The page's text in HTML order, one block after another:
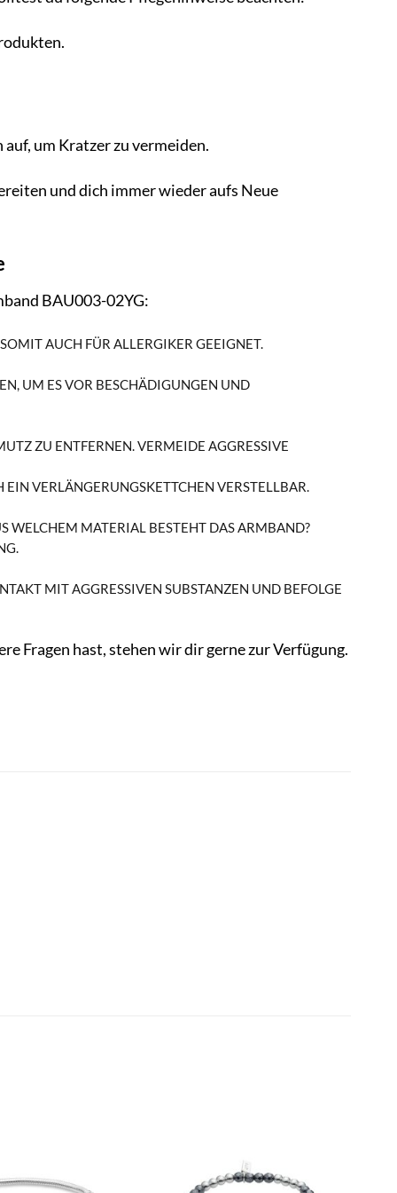
um Kratzer zu vermeiden.
und dich immer wieder aufs Neue
BAU003-02YG:
AUCH FÜR ALLERGIKER GEEIGNET.
UM ES VOR BESCHÄDIGUNGEN UND
ZU ENTFERNEN. VERMEIDE AGGRESSIVE R
VERLÄNGERUNGSKETTCHEN VERSTELLBAR.
WELCHEM MATERIAL BESTEHT DAS ARMBAND?
MIT AGGRESSIVEN SUBSTANZEN UND BEFOLGE
Fragen hast, stehen wir dir gerne zur Verfügung.